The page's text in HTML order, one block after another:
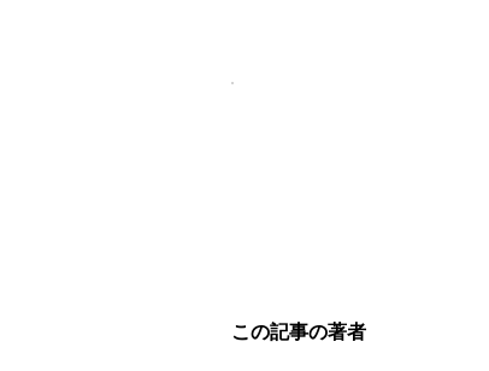
この記事の著者